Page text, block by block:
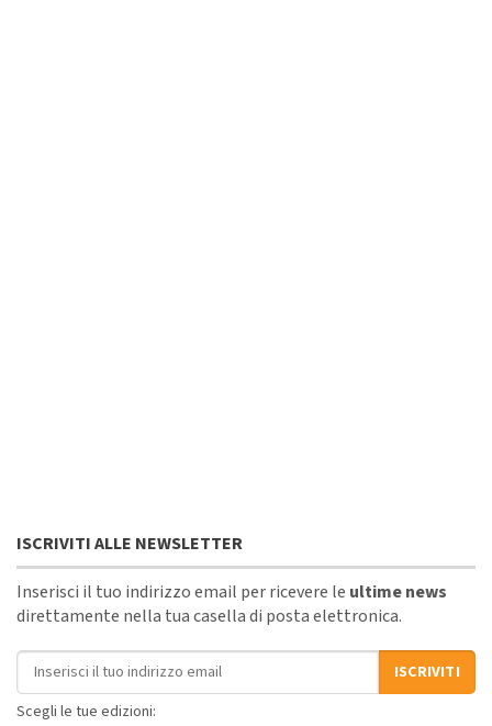
ISCRIVITI ALLE NEWSLETTER
Inserisci il tuo indirizzo email per ricevere le ultime news
direttamente nella tua casella di posta elettronica.
Indirizzo email
ISCRIVITI
Scegli le tue edizioni: